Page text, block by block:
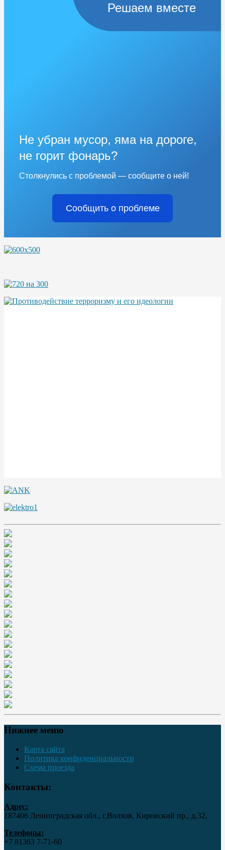
Решаем вместе
Не убран мусор, яма на дороге,
не горит фонарь?
Столкнулись с проблемой — сообщите о ней!
Сообщить о проблеме
Нижнее меню
Карта сайта
Политика конфиденциальности
Схема проезда
Контакты:
Адрес:
187406 Ленинградская обл., г.Волхов, Кировский пр., д.32.
Телефоны:
+7 81363 7‑71-60